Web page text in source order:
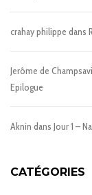
crahay philippe dans
Jerôme de
Epilogue
Aknin dans Jour 1 –
CATÉGORIES